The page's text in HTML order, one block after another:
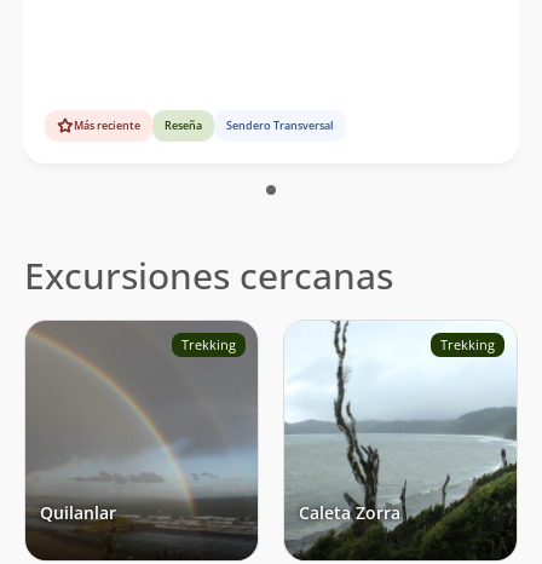
Más reciente Reseña Sendero Transversal
Excursiones cercanas
Trekking
Quilanlar
Trekking
Caleta Zorra